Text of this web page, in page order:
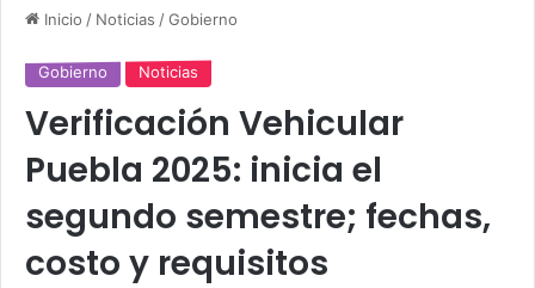
Inicio / Noticias /Gobierno
Gobierno Noticias
Verificación Vehicular
Puebla 2025: inicia el
segundo semestre; fechas,
costo y requisitos